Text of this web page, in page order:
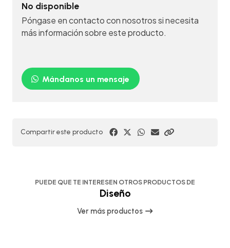
No disponible
Póngase en contacto con nosotros si necesita
más información sobre este producto.
Mándanos un mensaje
Compartir este producto
PUEDE QUE TE INTERESEN OTROS PRODUCTOS DE
Diseño
Ver más productos